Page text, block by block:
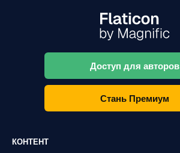
Доступ для авторов
Стань Премиум
КОНТЕНТ